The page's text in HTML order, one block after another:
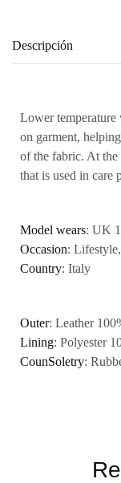
Descripción
Lower temperature
on garment,
of the fabric. At the
that is used in care
Model wears: UK
Occasion:
Country: Italy
Outer: Leather
Lining: Polyester
CounSoletry: